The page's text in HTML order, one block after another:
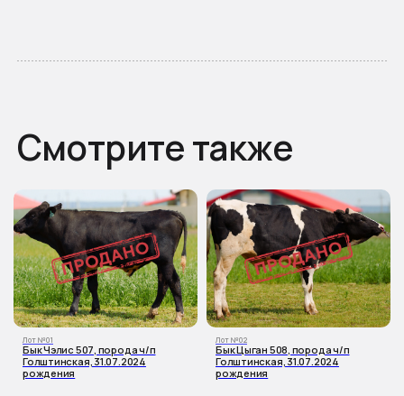
Бык Чэлис 507, порода ч/п
Голштинская, 31.07.2024
рождения
Лот №01
Бык Цыган 508, порода ч/п
Голштинская, 31.07.2024
рождения
Лот №02